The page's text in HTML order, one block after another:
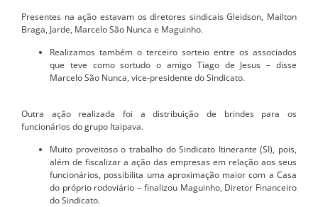
Presentes na ação estavam os diretores sindicais Gleidson, Mailton
Braga, Jarde, Marcelo São Nunca e Maguinho.
Realizamos também o terceiro sorteio entre os associados
que teve como sortudo o amigo Tiago de Jesus – disse
Marcelo São Nunca, vice-presidente do Sindicato.
Outra ação realizada foi a distribuição de brindes para os
funcionários do grupo Itaipava.
Muito proveitoso o trabalho do Sindicato Itinerante (SI), pois,
além de fiscalizar a ação das empresas em relação aos seus
funcionários, possibilita uma aproximação maior com a Casa
do próprio rodoviário – finalizou Maguinho, Diretor Financeiro
do Sindicato.